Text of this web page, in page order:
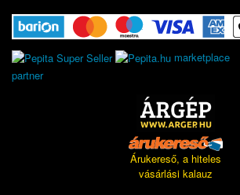
marketplace
partner
Árukereső, a hiteles
vásárlási kalauz